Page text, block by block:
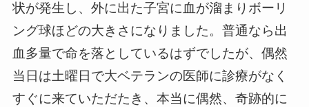
状が発生し、外に出た子宮に血が溜まりボーリ
ング球ほどの大きさになりました。普通なら出
血多量で命を落としているはずでしたが、偶然
当日は土曜日で大ベテランの医師に診療がなく
すぐに来ていただたき、本当に偶然、奇跡的に